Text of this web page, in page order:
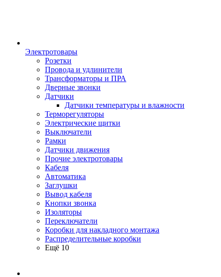
Электротовары
Розетки
Провода и удлинители
Трансформаторы и ПРА
Дверные звонки
Датчики
Датчики температуры и влажности
Терморегуляторы
Электрические щитки
Выключатели
Рамки
Датчики движения
Прочие электротовары
Кабеля
Автоматика
Заглушки
Вывод кабеля
Кнопки звонка
Изоляторы
Переключатели
Коробки для накладного монтажа
Распределительные коробки
Ещё 10